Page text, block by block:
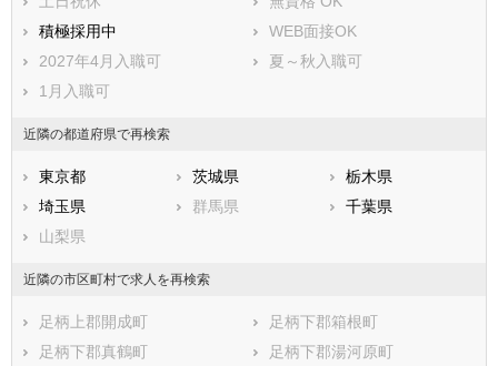
足柄上郡開成町
足柄下郡箱根町
足柄下郡真鶴町
足柄下郡湯河原町
愛甲郡愛川町
愛甲郡清川村
積極採用中
WEB面接OK
2027年4月入職可
夏～秋入職可
1月入職可
近隣の都道府県で再検索
東京都 茨城県
栃木県
埼玉県
群馬県
千葉県
山梨県
近隣の市区町村で求人を再検索
足柄上郡開成町
足柄下郡箱根町
足柄下郡真鶴町
足柄下郡湯河原町